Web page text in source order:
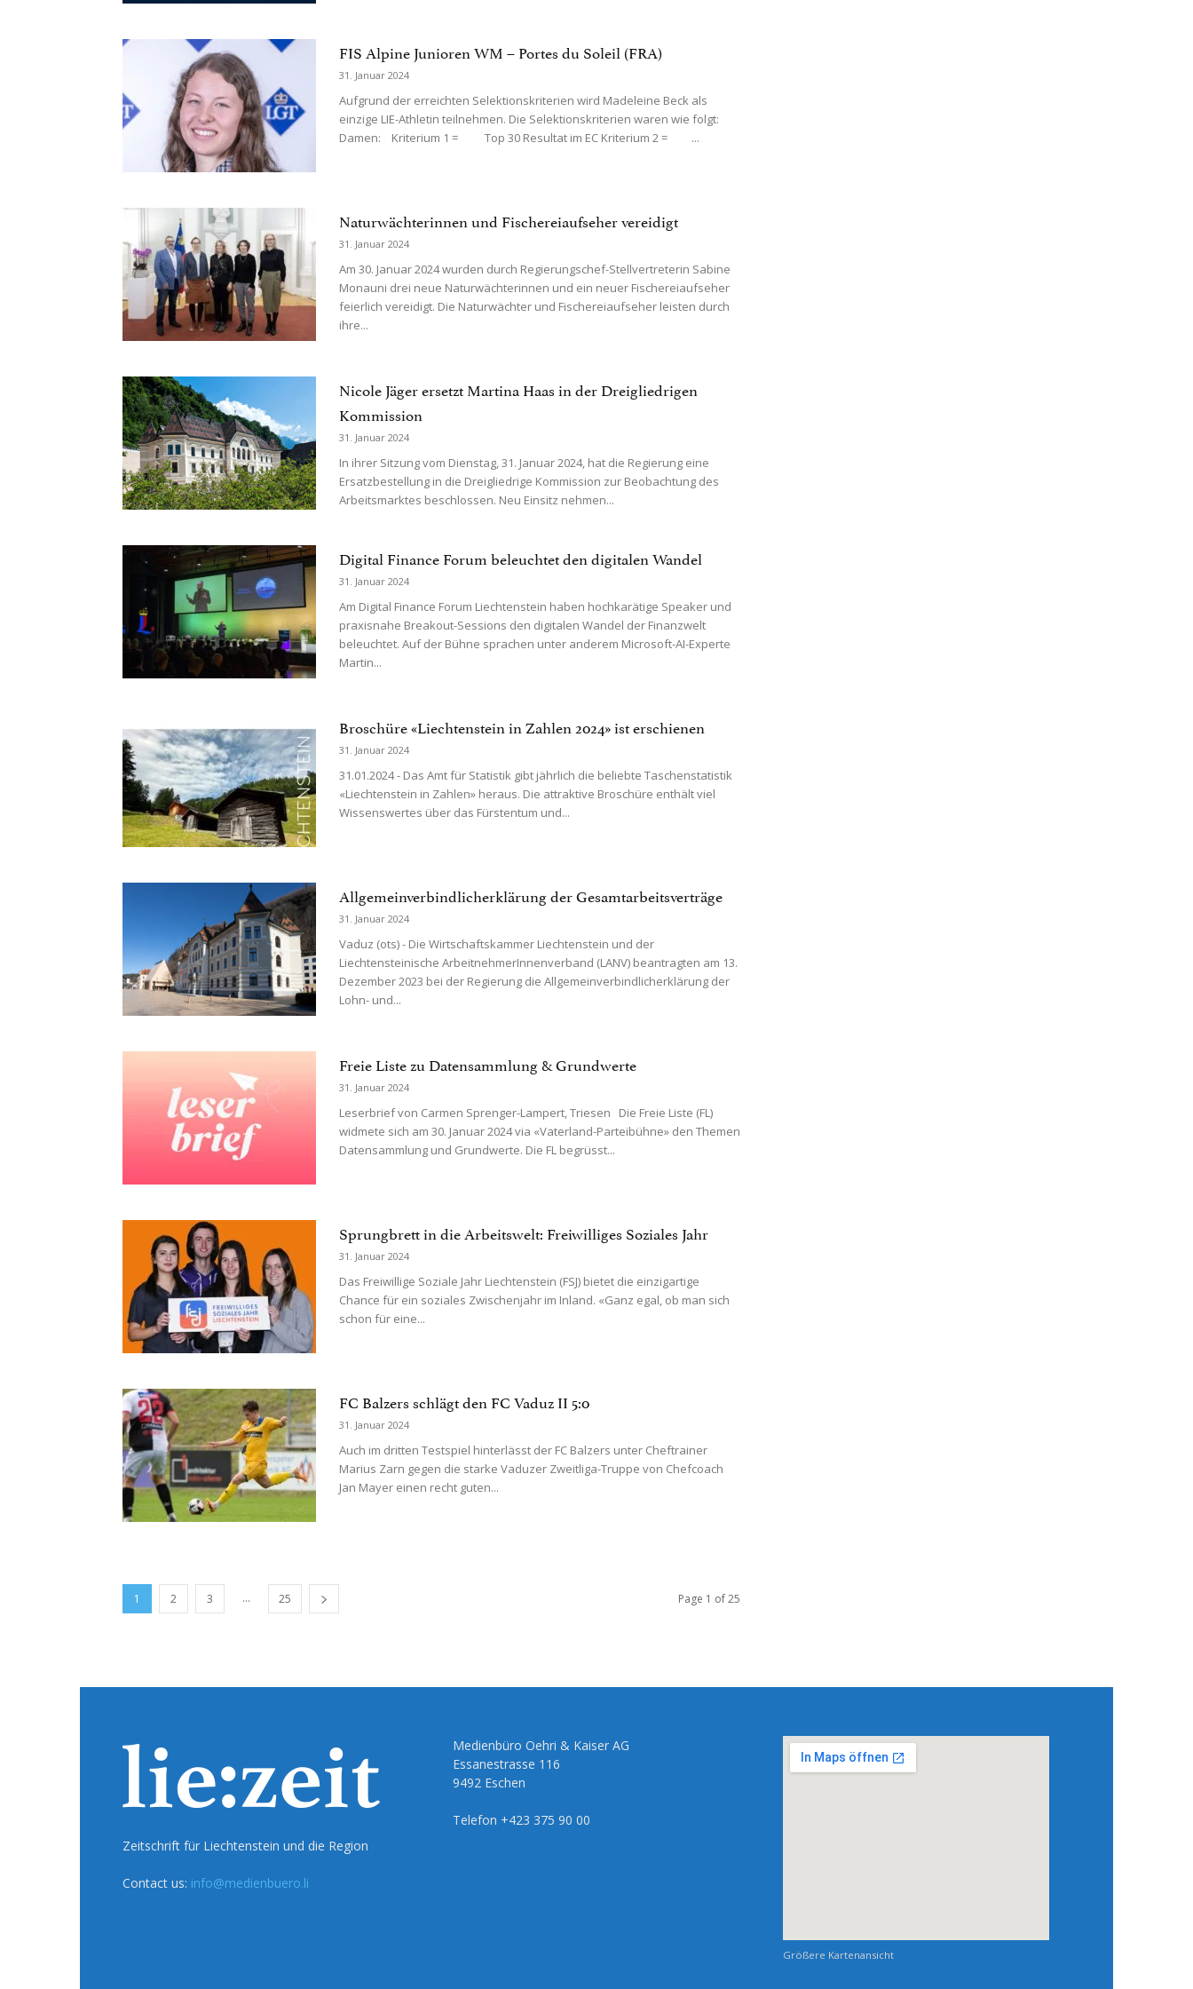
FIS Alpine Junioren WM – Portes du Soleil (FRA)
31. Januar 2024
Aufgrund der erreichten Selektionskriterien wird Madeleine Beck als
einzige LIE-Athletin teilnehmen. Die Selektionskriterien waren wie folgt:
Damen: Kriterium 1 = Top 30 Resultat im EC Kriterium 2 = ...
Naturwächterinnen und Fischereiaufseher vereidigt
31. Januar 2024
Am 30. Januar 2024 wurden durch Regierungschef-Stellvertreterin Sabine
Monauni drei neue Naturwächterinnen und ein neuer Fischereiaufseher
feierlich vereidigt. Die Naturwächter und Fischereiaufseher leisten durch
ihre...
Nicole Jäger ersetzt Martina Haas in der Dreigliedrigen
Kommission
31. Januar 2024
In ihrer Sitzung vom Dienstag, 31. Januar 2024, hat die Regierung eine
Ersatzbestellung in die Dreigliedrige Kommission zur Beobachtung des
Arbeitsmarktes beschlossen. Neu Einsitz nehmen...
Digital Finance Forum beleuchtet den digitalen Wandel
31. Januar 2024
Am Digital Finance Forum Liechtenstein haben hochkarätige Speaker und
praxisnahe Breakout-Sessions den digitalen Wandel der Finanzwelt
beleuchtet. Auf der Bühne sprachen unter anderem Microsoft-AI-Experte
Martin...
Broschüre «Liechtenstein in Zahlen 2024» ist erschienen
31. Januar 2024
31.01.2024 - Das Amt für Statistik gibt jährlich die beliebte Taschenstatistik
«Liechtenstein in Zahlen» heraus. Die attraktive Broschüre enthält viel
Wissenswertes über das Fürstentum und...
Allgemeinverbindlicherklärung der Gesamtarbeitsverträge
31. Januar 2024
Vaduz (ots) - Die Wirtschaftskammer Liechtenstein und der
Liechtensteinische ArbeitnehmerInnenverband (LANV) beantragten am 13.
Dezember 2023 bei der Regierung die Allgemeinverbindlicherklärung der
Lohn- und...
Freie Liste zu Datensammlung & Grundwerte
31. Januar 2024
Leserbrief von Carmen Sprenger-Lampert, Triesen Die Freie Liste (FL)
widmete sich am 30. Januar 2024 via «Vaterland-Parteibühne» den Themen
Datensammlung und Grundwerte. Die FL begrüsst...
Sprungbrett in die Arbeitswelt: Freiwilliges Soziales Jahr
31. Januar 2024
Das Freiwillige Soziale Jahr Liechtenstein (FSJ) bietet die einzigartige
Chance für ein soziales Zwischenjahr im Inland. «Ganz egal, ob man sich
schon für eine...
FC Balzers schlägt den FC Vaduz II 5:0
31. Januar 2024
Auch im dritten Testspiel hinterlässt der FC Balzers unter Cheftrainer
Marius Zarn gegen die starke Vaduzer Zweitliga-Truppe von Chefcoach
Jan Mayer einen recht guten...
1 2 3 ... 25 Page 1 of 25
Zeitschrift für Liechtenstein und die Region
Contact us: info@medienbuero.li
Medienbüro Oehri & Kaiser AG
Essanestrasse 116
9492 Eschen
Telefon +423 375 90 00
Größere Kartenansicht